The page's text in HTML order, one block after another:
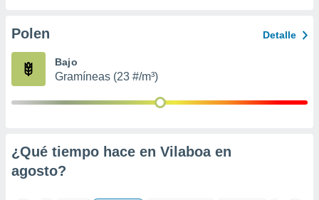
e
mediante
de
Polen Detalle
Bajo
Gramíneas (23 #/m³)
¿Qué tiempo hace en Vilaboa en
agosto?